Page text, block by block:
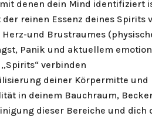
mit denen dein Mind identifiziert
der reinen Essenz deines Spirits
Herz-und Brustraumes
Panik und aktuellem
verbinden
deiner Körpermitte
in deinem Bauchraum,
dieser Bereiche und